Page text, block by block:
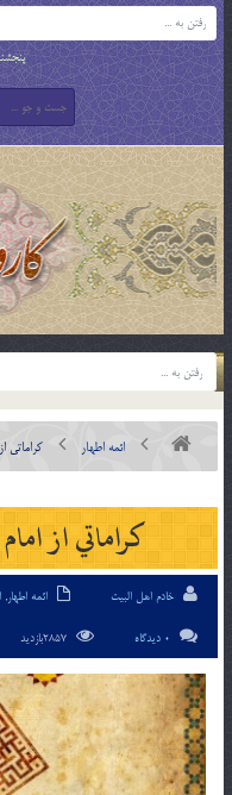
پنجشنبه ,
ائمه اطهار كراماتي
كراماتي از
خادم اهل البیت ائمه اطهار,
0 دیدگاه